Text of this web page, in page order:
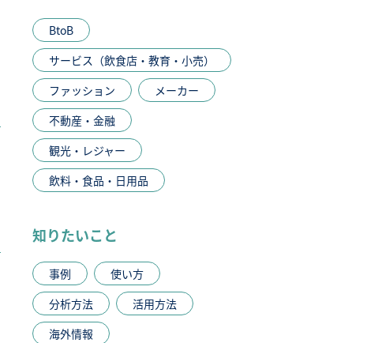
BtoB
サービス（飲食店・教育・小売）
ファッション
メーカー
不動産・金融
観光・レジャー
飲料・食品・日用品
知りたいこと
事例
使い方
分析方法
活用方法
海外情報